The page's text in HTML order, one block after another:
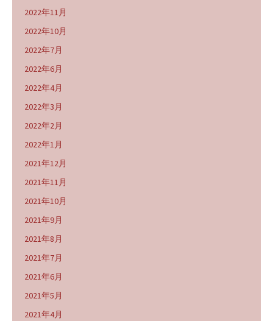
2022年11月
2022年10月
2022年7月
2022年6月
2022年4月
2022年3月
2022年2月
2022年1月
2021年12月
2021年11月
2021年10月
2021年9月
2021年8月
2021年7月
2021年6月
2021年5月
2021年4月